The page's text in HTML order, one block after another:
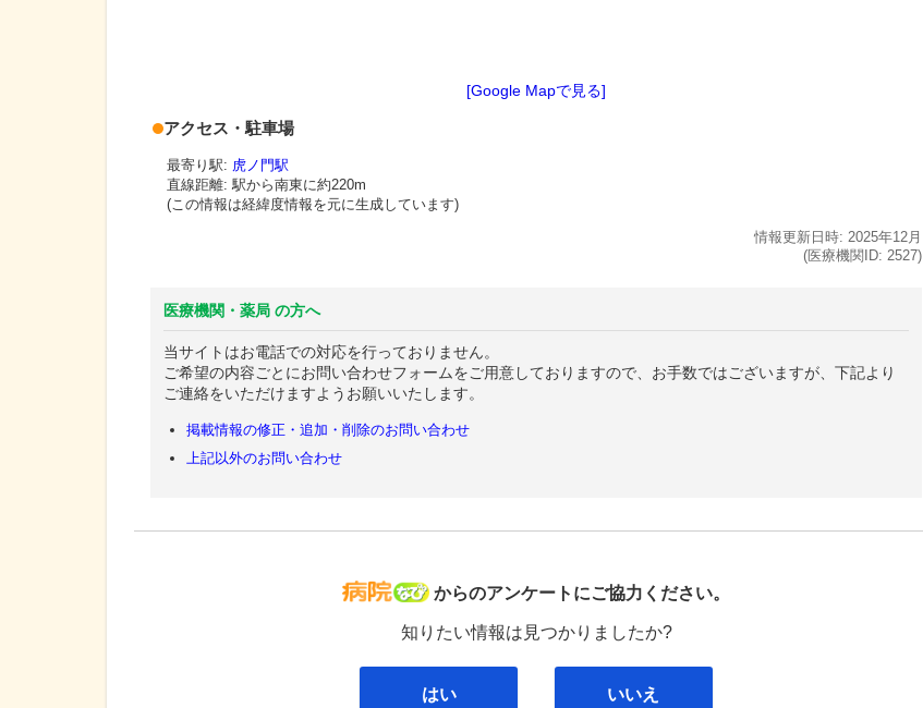
[Google Mapで見る]
アクセス・駐車場
最寄り駅: 虎ノ門駅
直線距離: 駅から南東に約220m
(この情報は経緯度情報を元に生成しています)
情報更新日時: 2025年12月
(医療機関ID: 2527)
医療機関・薬局 の方へ
当サイトはお電話での対応を行っておりません。
ご希望の内容ごとにお問い合わせフォームをご用意しておりますので、お手数ではございますが、下記より
ご連絡をいただけますようお願いいたします。
掲載情報の修正・追加・削除のお問い合わせ
上記以外のお問い合わせ
病院なび
からのアンケートにご協力ください。
知りたい情報は見つかりましたか?
はい いいえ